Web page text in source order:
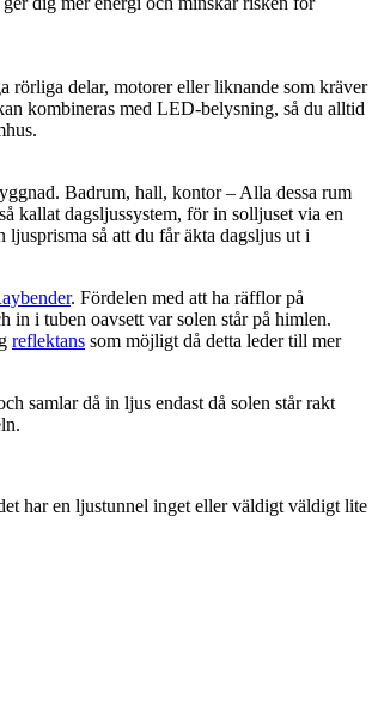
rörliga delar, motorer eller liknande som kräver
kombineras med LED-belysning, så du alltid
Badrum, hall, kontor – Alla dessa rum
kallat dagsljussystem, för in solljuset via en
så att du får äkta dagsljus ut i
. Fördelen med att ha räfflor på
in i tuben oavsett var solen står på himlen.
reflektans som möjligt då detta leder till mer
samlar då in ljus endast då solen står rakt
har en ljustunnel inget eller väldigt väldigt lite